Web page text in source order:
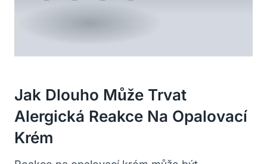
Jak Dlouho Může Trvat⁢
Alergická ⁢reakce⁣ Na​ Opalovací
Krém